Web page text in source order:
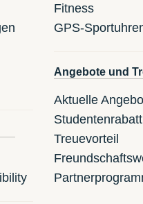
Fitness
GPS-
Angebote und
Aktuelle
Studentenrabatt
Treuevorteil